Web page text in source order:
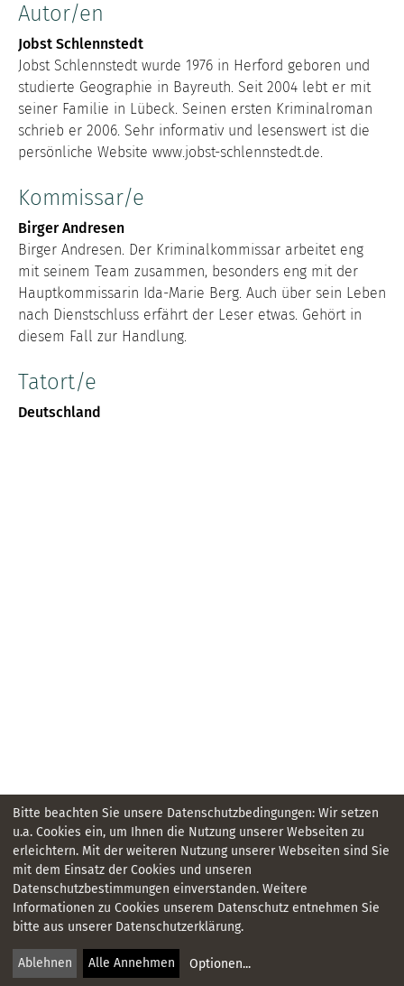
Autor/en
Jobst Schlennstedt
Jobst Schlennstedt wurde 1976 in Herford geboren und
studierte Geographie in Bayreuth. Seit 2004 lebt er mit
seiner Familie in Lübeck. Seinen ersten Kriminalroman
schrieb er 2006. Sehr informativ und lesenswert ist die
persönliche Website www.jobst-schlennstedt.de.
Kommissar/e
Birger Andresen
Birger Andresen. Der Kriminalkommissar arbeitet eng
mit seinem Team zusammen, besonders eng mit der
Hauptkommissarin Ida-Marie Berg. Auch über sein Leben
nach Dienstschluss erfährt der Leser etwas. Gehört in
diesem Fall zur Handlung.
Tatort/e
Deutschland
KONTAKT
IMPRESSUM
DATENSCHUTZ
Bitte beachten Sie unsere Datenschutzbedingungen: Wir setzen
u.a. Cookies ein, um Ihnen die Nutzung unserer Webseiten zu
erleichtern. Mit der weiteren Nutzung unserer Webseiten sind Sie
mit dem Einsatz der Cookies und unseren
Datenschutzbestimmungen einverstanden. Weitere
Informationen zu Cookies unserem Datenschutz entnehmen Sie
bitte aus unserer Datenschutzerklärung.
Ablehnen Alle Annehmen Optionen...